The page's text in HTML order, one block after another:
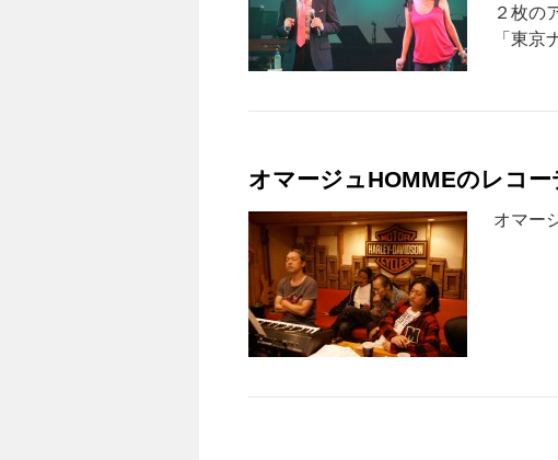
２枚の
「東京
オマージュHOMMEのレコ
オマー